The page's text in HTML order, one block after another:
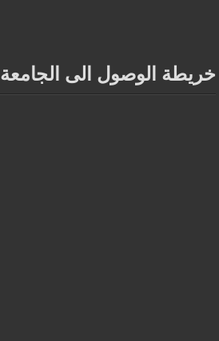
خريطة الوصول الى الجامعة